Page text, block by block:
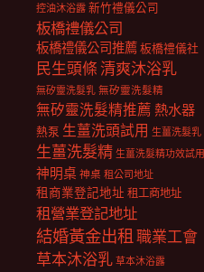
控油沐浴露 新竹禮儀公司
板橋禮儀公司
板橋禮儀公司推薦板橋禮儀社
民生頭條清爽沐浴乳
無矽靈洗髮乳 無矽靈洗髮精
無矽靈洗髮精推薦 熱水器
熱泵 生薑洗頭試用 生薑洗髮乳
生薑洗髮精 生薑洗髮精功效試用
神明桌 神桌 租公司地址
租商業登記地址 租工商地址
租營業登記地址
結婚黃金出租職業工會
草本沐浴乳 草本沐浴露